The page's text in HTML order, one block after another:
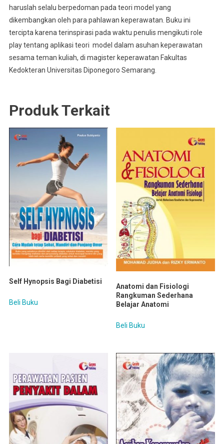
haruslah selalu berpedoman pada teori model yang
dikembangkan oleh para pahlawan keperawatan. Buku ini
tercipta karena terinspirasi pada waktu penulis mengikuti role
play tentang aplikasi teori model dalam asuhan keperawatan
sesama teman kuliah, di magister keperawatan Fakultas
Kedokteran Universitas Diponegoro Semarang.
Produk Terkait
Self Hynopsis Bagi Diabetisi
Beli Buku
Anatomi dan Fisiologi
Rangkuman Sederhana
Belajar Anatomi
Beli Buku